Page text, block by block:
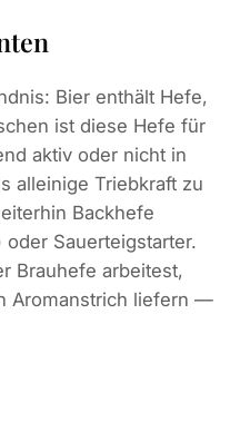
Bier enthält Hefe,
ist diese Hefe für
aktiv oder nicht in
alleinige Triebkraft zu
Backhefe
Sauerteigstarter.
Brauhefe arbeitest,
Aromanstrich liefern —